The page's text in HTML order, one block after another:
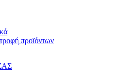
προϊόντων